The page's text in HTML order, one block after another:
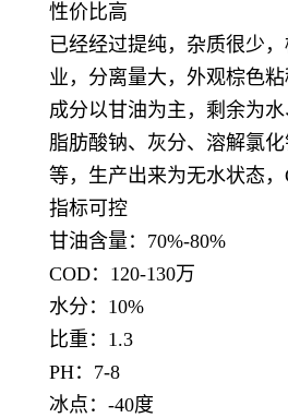
性价比高
已经经过提纯，杂质很少
业，分离量大，外观棕色粘
成分以甘油为主，剩余为水
脂肪酸钠、灰分、溶解氯
等，生产出来为无水状态
指标可控
甘油含量：70%-80%
COD：120-130万
水分：10%
比重：1.3
PH：7-8
冰点：-40度